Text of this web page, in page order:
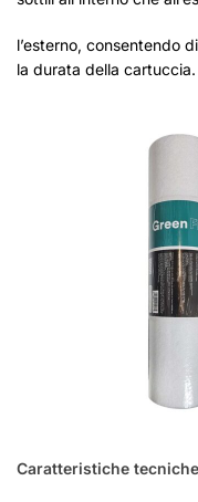
l’esterno, consentendo
la durata della cartuccia.
Caratteristiche tecniche